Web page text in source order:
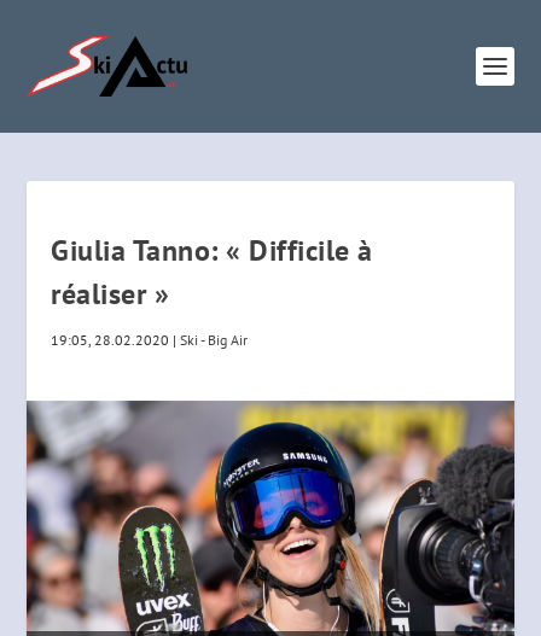
Giulia Tanno: « Difficile à
réaliser »
19:05, 28.02.2020 |Ski - Big Air